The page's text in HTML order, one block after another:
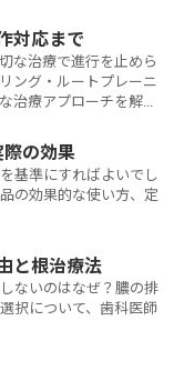
対応まで
な治療で進行を止めら
ング・ルートプレーニ
治療アプローチを解説
の効果
基準にすればよいでし
の効果的な使い方、定
と根治療法
ないのはなぜ？膿の排
択について、歯科医師